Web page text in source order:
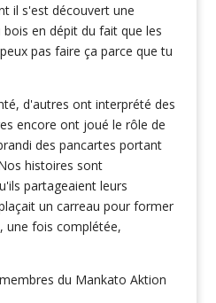
il s'est découvert une
en dépit du fait que les
pas faire ça parce que tu
d'autres ont interprété des
encore ont joué le rôle de
des pancartes portant
histoires sont
partageaient leurs
un carreau pour former
une fois complétée,
du Mankato Aktion